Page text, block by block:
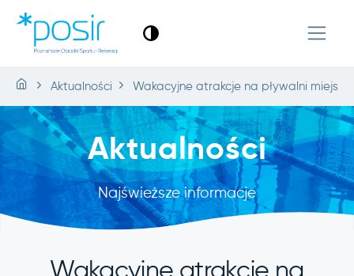
Aktualności Wakacyjne atrakcje na pływalni
Aktualności
Najświeższe informacje
Wakacyjne atrakcje na